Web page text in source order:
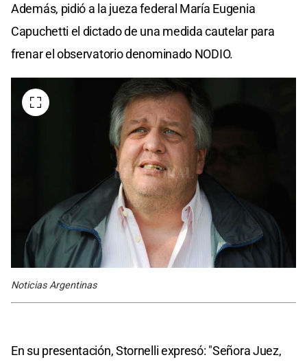
Además, pidió a la jueza federal María Eugenia
Capuchetti el dictado de una medida cautelar para
frenar el observatorio denominado NODIO.
Noticias Argentinas
En su presentación, Stornelli expresó: "Señora Juez,